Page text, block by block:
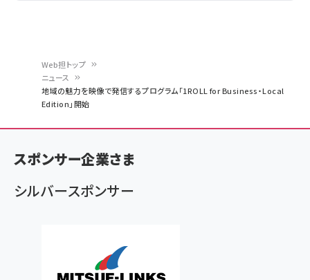
く
ず
Web担トップ
ニュース
地域の魅力を映像で発信するプログラム「1ROLL for Business・Local
Edition」開始
スポンサー企業さま
シルバースポンサー